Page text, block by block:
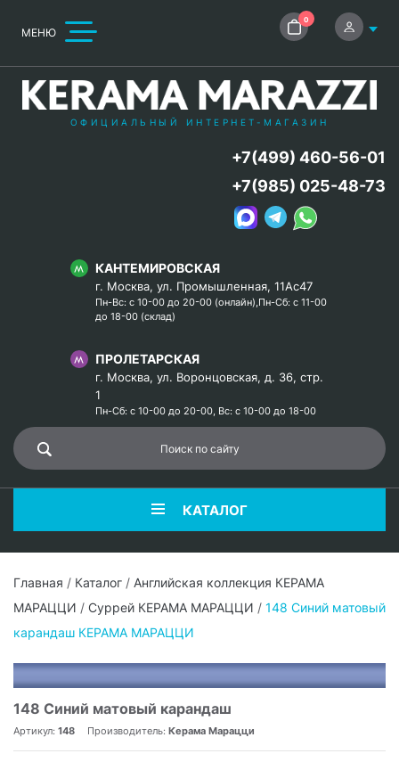
МЕНЮ
0
ОФИЦИАЛЬНЫЙ ИНТЕРНЕТ-МАГАЗИН
КАНТЕМИРОВСКАЯ
г. Москва, ул. Промышленная, 11Ас47
Пн-Вс: с 10-00 до 20-00 (онлайн),Пн-Сб: с 11-00
до 18-00 (склад)
ПРОЛЕТАРСКАЯ
г. Москва, ул. Воронцовская, д. 36, стр.
1
Пн-Сб: с 10-00 до 20-00, Вс: с 10-00 до 18-00
+7(499) 460-56-01
+7(985) 025-48-73
КАТАЛОГ
Главная / Каталог / Английская коллекция КЕРАМА
МАРАЦЦИ / Суррей КЕРАМА МАРАЦЦИ / 148 Синий матовый
карандаш КЕРАМА МАРАЦЦИ
148 Синий матовый карандаш
Артикул: 148 Производитель: Керама Марацци